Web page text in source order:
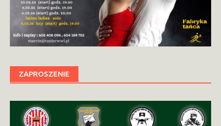
ZAPROSZENIE